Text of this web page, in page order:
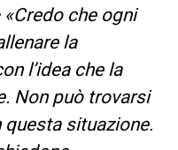
«Credo che ogni
la
l’idea che la
Non può trovarsi
situazione.